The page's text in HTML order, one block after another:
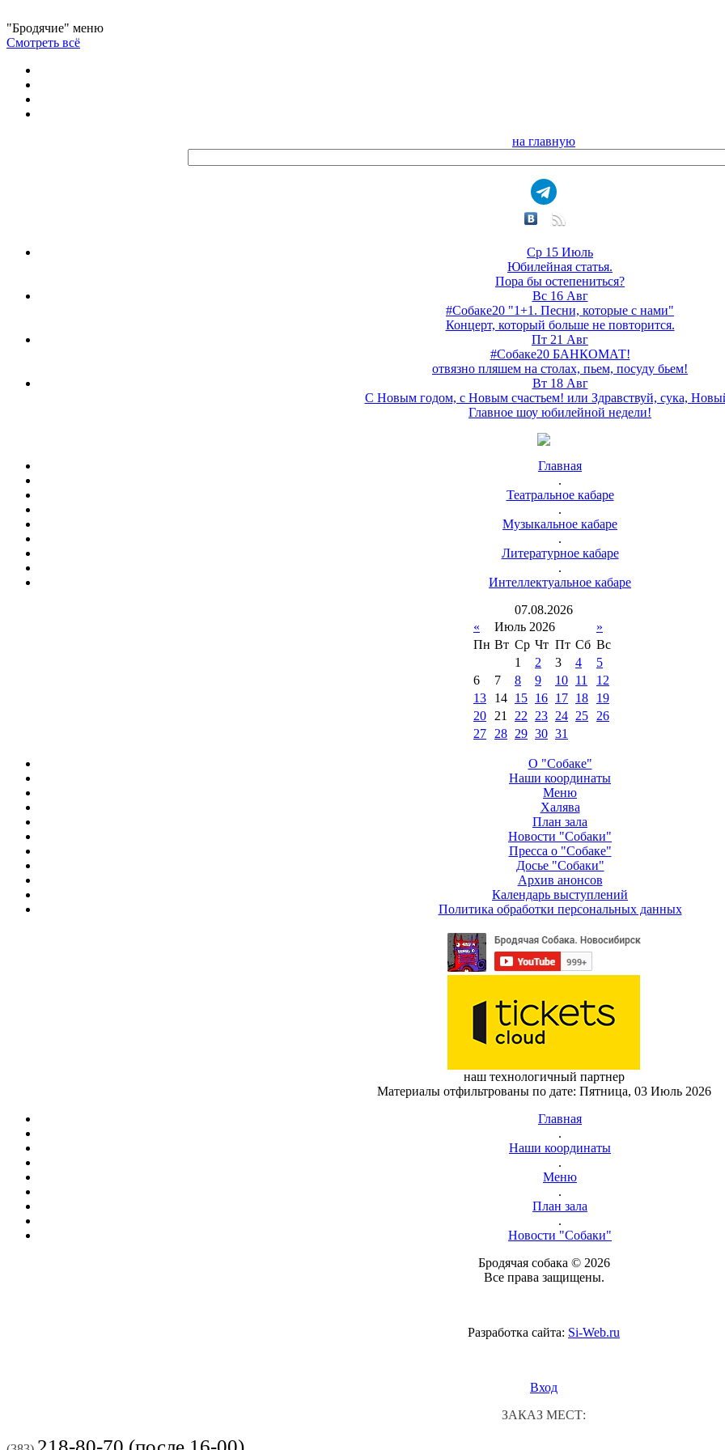
"Бродячие" меню
Смотреть всё
на главную
Ср 15 Июль
Юбилейная статья.
Пора бы остепениться?
Вс 16 Авг
#Собаке20 "1+1. Песни, которые с нами"
Концерт, который больше не повторится.
Пт 21 Авг
#Собаке20 БАНКОМАТ!
отвязно пляшем на столах, пьем, посуду бьем!
Вт 18 Авг
С Новым годом, с Новым счастьем! или Здравствуй, сука,
Главное шоу юбилейной недели!
Главная
.
Театральное кабаре
.
Музыкальное кабаре
.
Литературное кабаре
.
Интеллектуальное кабаре
07.08.2026
«
Июль 2026
»
Пн Вт Ср Чт Пт Сб Вс
1
2 3 4
5
6
7 8 9 10 11
12
13
14 15 16 17 18
19
20
21 22 23 24 25
26
27
28 29 30 31
О "Собаке"
Наши координаты
Меню
Халява
План зала
Новости "Собаки"
Пресса о "Собаке"
Досье "Собаки"
Архив анонсов
Календарь выступлений
Политика обработки персональных данных
наш технологичный партнер
Материалы отфильтрованы по дате: Пятница, 03 Июль 2026
Главная
.
Наши координаты
.
Меню
.
План зала
.
Новости "Собаки"
Бродячая собака © 2026
Все права защищены.
Разработка сайта: Si-Web.ru
Вход
ЗАКАЗ МЕСТ: